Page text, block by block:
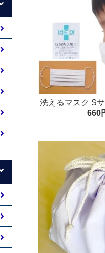
洗えるマスク S
0% 2枚入り 抗菌
660